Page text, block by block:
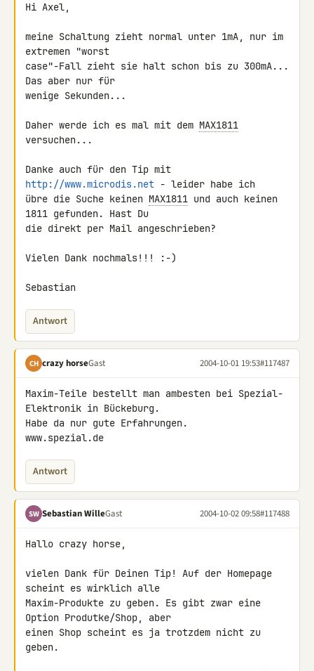
Hi Axel,
meine Schaltung zieht normal unter 1mA, nur im
extremen "worst
case"-Fall zieht sie halt schon bis zu 300mA...
Das aber nur für
wenige Sekunden...
Daher werde ich es mal mit dem MAX1811
versuchen...
http://www.microdis.net - leider habe ich
übre die Suche keinen MAX1811 und auch keinen
1811 gefunden. Hast Du
die direkt per Mail angeschrieben?
Vielen Dank nochmals!!! :-)
Sebastian
Antwort
CH crazy horseGast 2004-10-01 19:53#117487
Maxim-Teile bestellt man ambesten bei Spezial-
Elektronik in Bückeburg.
Habe da nur gute Erfahrungen.
www.spezial.de
Antwort
SW Sebastian WilleGast 2004-10-02 09:58#117488
Hallo crazy horse,
vielen Dank für Deinen Tip! Auf der Homepage
scheint es wirklich alle
Maxim-Produkte zu geben. Es gibt zwar eine
Option Produtke/Shop, aber
einen Shop scheint es ja trotzdem nicht zu
geben.